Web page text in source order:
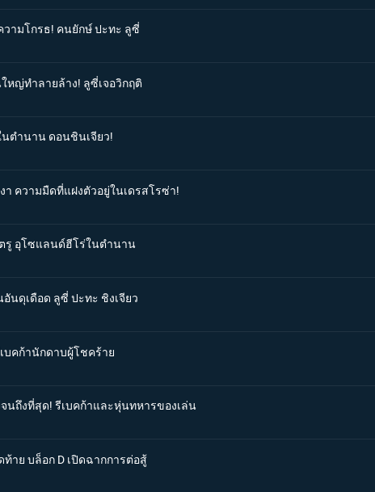
วามโกรธ! คนยักษ์ ปะทะ ลูซี่
หญ่ทำลายล้าง! ลูซี่เจอวิกฤติ
นตำนาน ดอนชินเจียว!
า ความมืดที่แฝงตัวอยู่ในเดรสโรซ่า!
รู อุโซแลนด์ฮีโร่ในตำนาน
นดุเดือด ลูซี่ ปะทะ ชิงเจียว
บคก้านักดาบผู้โชคร้าย
นถึงที่สุด! รีเบคก้าและหุ่นทหารของเล่น
าย บล็อก D เปิดฉากการต่อสู้